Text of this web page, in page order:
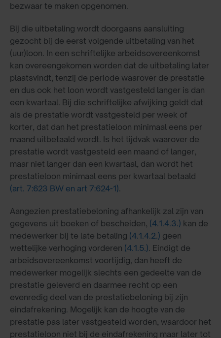
bezwaar te maken opgenomen.
Bij die uitbetaling wordt doorgaans aansluiting
gezocht bij de eerst volgende uitbetaling van het
(uur)loon. In een schriftelijke arbeidsovereenkomst
kan overeengekomen worden dat de uitbetaling later
plaatsvindt, tenzij de periode waarover de prestatie
en dus ook het loon wordt vastgesteld langer is dan
een kwartaal. Bij die schriftelijke afwijking geldt dat
als de prestatie wordt vastgesteld per week of
korter, dat dan het prestatieloon minimaal eens per
maand uitbetaald wordt. Is het tijdvak waarover de
prestatie wordt vastgesteld een maand of langer,
maar niet langer dan een kwartaal, dan wordt het
prestatieloon minimaal eens per kwartaal betaald
(art. 7:623 BW en art 7:624-1).
Aangezien prestatiebeloning afhankelijk zal zijn van
gegevens uit boeken of bescheiden, (4.1.4.3.) kan de
medewerker bij te late betaling (4.1.4.2.) geen
wettelijke verhoging vorderen (4.1.5.). Eindigt de
arbeidsovereenkomst voortijdig, dan heeft de
medewerker mogelijk slechts een gedeelte van de
prestatie geleverd en daarmee recht op een
evenredig deel van de prestatiebeloning bij zijn
eindafrekening. Mogelijk kan de hoogte van de
prestatie pas later vastgesteld worden, waardoor het
prestatieloon niet bij de eindafrekening maar later tot